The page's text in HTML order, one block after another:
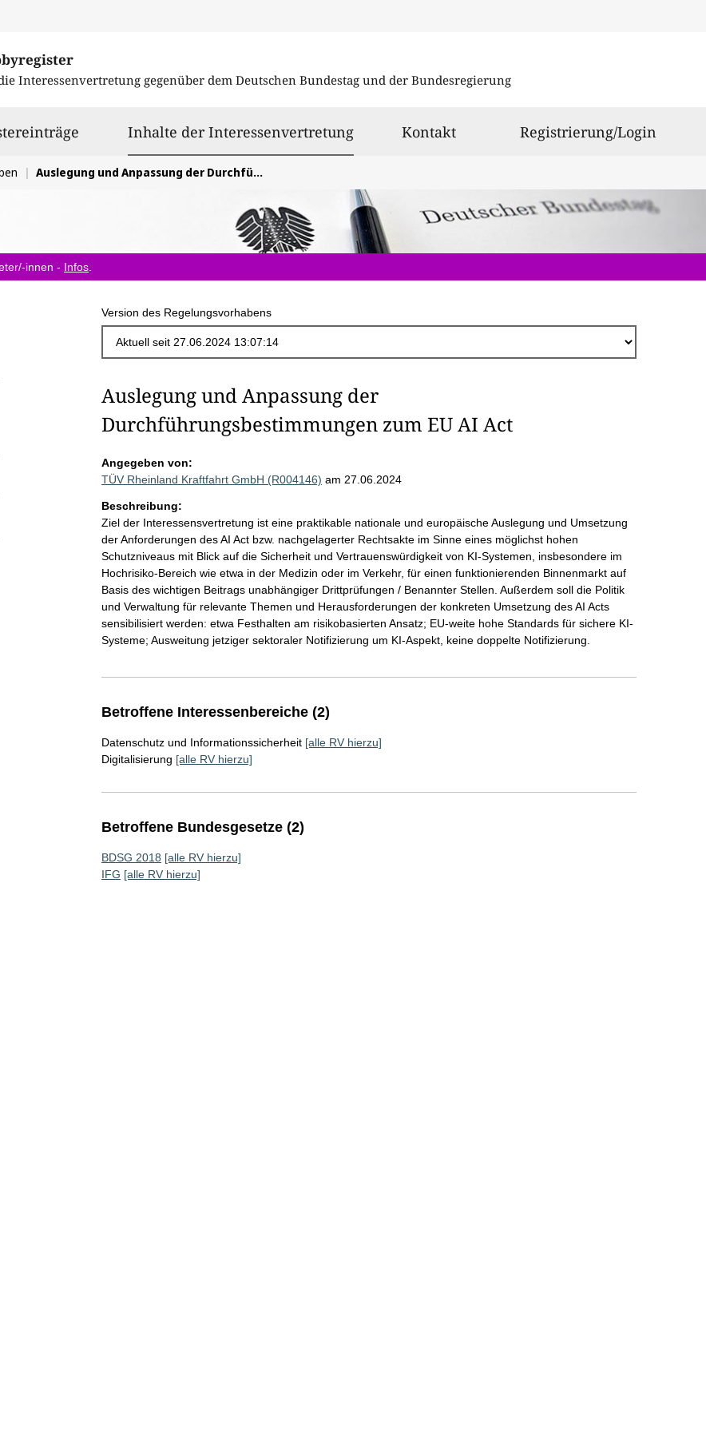
Interessenvertretung gegenüber dem Deutschen Bundestag und der Bundesregierung
Inhalte der Interessenvertretungausgewählt
Kontakt Registrierung/Login
Auslegung und Anpassung der Durchführungsbestimmungen zum EU AI Act
innen - Infos
Version des Regelungsvorhabens
Auslegung und Anpassung der
Durchführungsbestimmungen zum EU AI Act
Angegeben von:
TÜV Rheinland Kraftfahrt GmbH (R004146) am 27.06.2024
Beschreibung:
Ziel der Interessensvertretung ist eine praktikable nationale und europäische Auslegung und Umsetzung
der Anforderungen des AI Act bzw. nachgelagerter Rechtsakte im Sinne eines möglichst hohen
Schutzniveaus mit Blick auf die Sicherheit und Vertrauenswürdigkeit von KI-Systemen, insbesondere im
Hochrisiko-Bereich wie etwa in der Medizin oder im Verkehr, für einen funktionierenden Binnenmarkt auf
Basis des wichtigen Beitrags unabhängiger Drittprüfungen / Benannter Stellen. Außerdem soll die Politik
und Verwaltung für relevante Themen und Herausforderungen der konkreten Umsetzung des AI Acts
sensibilisiert werden: etwa Festhalten am risikobasierten Ansatz; EU-weite hohe Standards für sichere KI-
Systeme; Ausweitung jetziger sektoraler Notifizierung um KI-Aspekt, keine doppelte Notifizierung.
Betroffene Interessenbereiche (2)
Datenschutz und Informationssicherheit [alle RV hierzu]
Digitalisierung [alle RV hierzu]
Betroffene Bundesgesetze (2)
BDSG 2018 [alle RV hierzu]
IFG [alle RV hierzu]